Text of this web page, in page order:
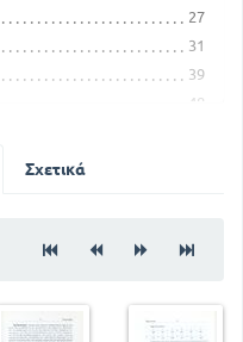
27
31
39
48
89
Σχετικά